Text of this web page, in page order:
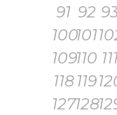
91 92
100101
109110 111
118 119
127128